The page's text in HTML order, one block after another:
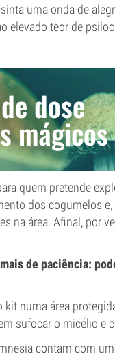
uma onda de
elevado teor de
dose
mágicos
quem pretende
dos cogumelos e,
na área. Afinal, por
de paciência:
numa área
sufocar o micélio e
contam com